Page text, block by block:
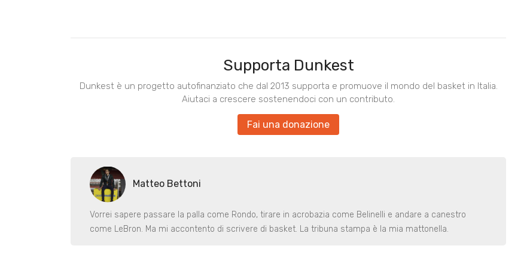
Supporta Dunkest
Dunkest è un progetto autofinanziato che dal 2013 supporta e promuove il mondo del basket in Italia.
Aiutaci a crescere sostenendoci con un contributo.
Fai una donazione
Matteo Bettoni
Vorrei sapere passare la palla come Rondo, tirare in acrobazia come Belinelli e andare a canestro
come LeBron. Ma mi accontento di scrivere di basket. La tribuna stampa è la mia mattonella.